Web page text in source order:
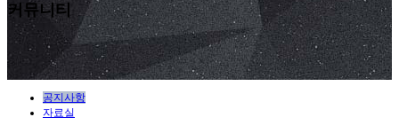
커뮤니티
공지사항
자료실